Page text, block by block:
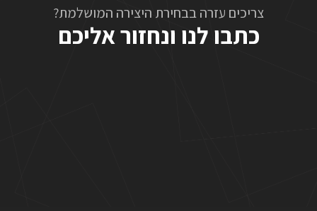
צריכים עזרה בבחירת היצירה המושלמת?
כתבו לנו ונחזור אליכם